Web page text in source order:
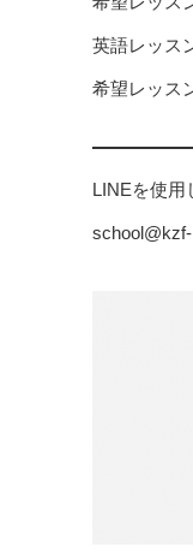
英語レッス
希望レッス
LINEを使用